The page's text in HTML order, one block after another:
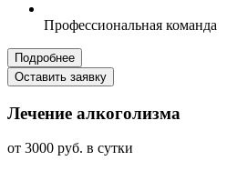
Профессиональная команда
Подробнее
Оставить заявку
Лечение алкоголизма
от 3000 руб. в сутки